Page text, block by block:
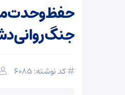
کد نوشته: 6085